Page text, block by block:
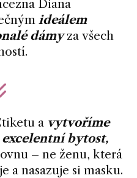
Diana
ideálem
dámyza všech
a vytvoříme
bytost,
– ne ženu, která
a nasazuje si masku.